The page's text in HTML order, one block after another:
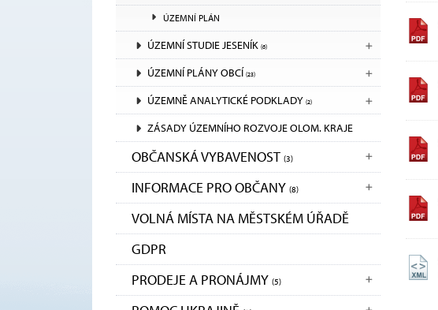
ÚZEMNÍ PLÁN
ÚZEMNÍ STUDIE JESENÍK (6)
ÚZEMNÍ PLÁNY OBCÍ(23)
ÚZEMNĚ ANALYTICKÉ PODKLADY (2)
ZÁSADY ÚZEMNÍHO ROZVOJE OLOM. KRAJE
OBČANSKÁ VYBAVENOST (3)
INFORMACE PRO OBČANY (8)
VOLNÁ MÍSTA NA MĚSTSKÉM ÚŘADĚ
GDPR
PRODEJE A PRONÁJMY (5)